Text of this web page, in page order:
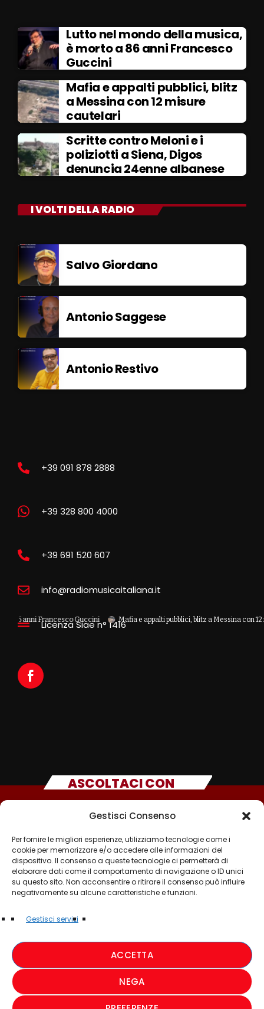
Gestisci Consenso
Per fornire le migliori esperienze, utilizziamo tecnologie come i
cookie per memorizzare e/o accedere alle informazioni del
dispositivo. Il consenso a queste tecnologie ci permetterà di
elaborare dati come il comportamento di navigazione o ID unici
su questo sito. Non acconsentire o ritirare il consenso può influire
negativamente su alcune caratteristiche e funzioni.
Gestisci servizi
ACCETTA
NEGA
Lutto nel mondo della musica,
è morto a 86 anni Francesco
Guccini
Mafia e appalti pubblici, blitz
a Messina con 12 misure
cautelari
Scritte contro Meloni e i
poliziotti a Siena, Digos
denuncia 24enne albanese
I VOLTI DELLA RADIO
Salvo Giordano
Antonio Saggese
Antonio Restivo
Francesco Guccini Mafia e appalti pubblici, blitz a Messina con 12 misure
+39 091 878 2888
+39 328 800 4000
+39 691 520 607
info@radiomusicaitaliana.it
Licenza Siae n° 1416
ASCOLTACI CON
PRIVACY POLICY
COOKIE POLICY